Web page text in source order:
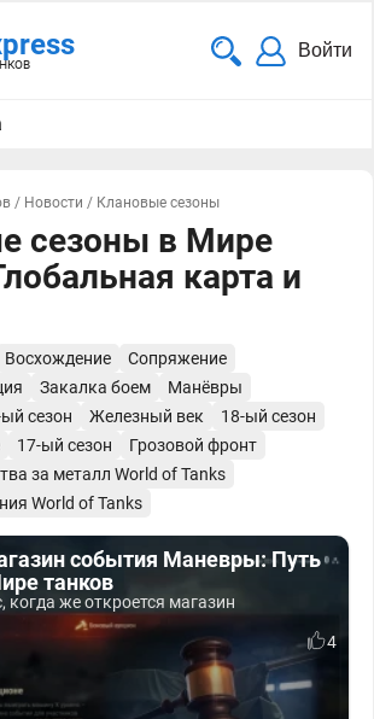
Войти
/ Новости / Клановые сезоны
сезоны в Мире
карта и
Восхождение
Сопряжение
Закалка боем
Манёвры
сезон Железный век
18-ый сезон
17-ый сезон
Грозовой фронт
за металл World of Tanks
World of Tanks
события Маневры: Путь
танков
когда же откроется магазин
4